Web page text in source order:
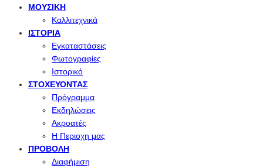
ΜΟΥΣΙΚΉ
Καλλιτεχνικά
ΙΣΤΟΡΊΑ
Εγκαταστάσεις
Φωτογραφίες
Ιστορικό
ΣΤΟΧΕΎΟΝΤΑΣ
Πρόγραμμα
Εκδηλώσεις
Ακροατές
Η Περιοχη μας
ΠΡΟΒΟΛΉ
Διαφήμιση